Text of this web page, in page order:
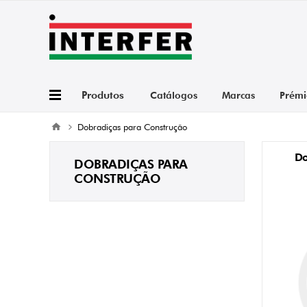
Produtos Catálogos Marcas
Dobradiças para Construção
DOBRADIÇAS PARA
CONSTRUÇÃO